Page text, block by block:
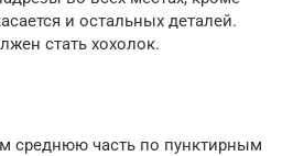
и остальных деталей.
стать хохолок.
среднюю часть по пунктирным